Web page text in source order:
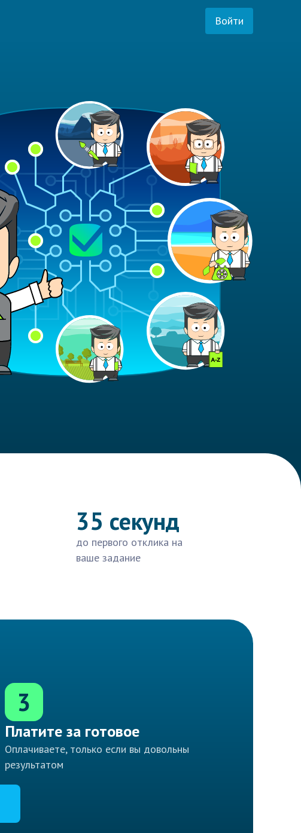
Войти
35 секунд
до первого отклика на
ваше задание
3
Платите за готовое
Оплачиваете, только если вы довольны
результатом